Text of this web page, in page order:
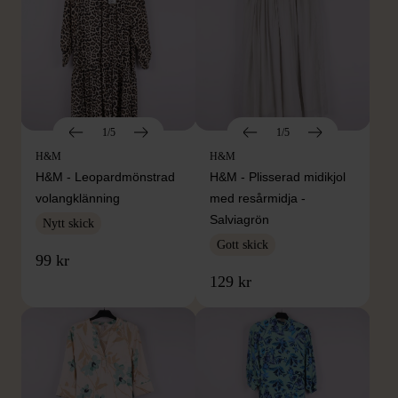
1/5
H&M
H&M - Leopardmönstrad
volangklänning
Nytt skick
99 kr
1/5
H&M
H&M - Plisserad midikjol
med resårmidja -
Salviagrön
Gott skick
129 kr